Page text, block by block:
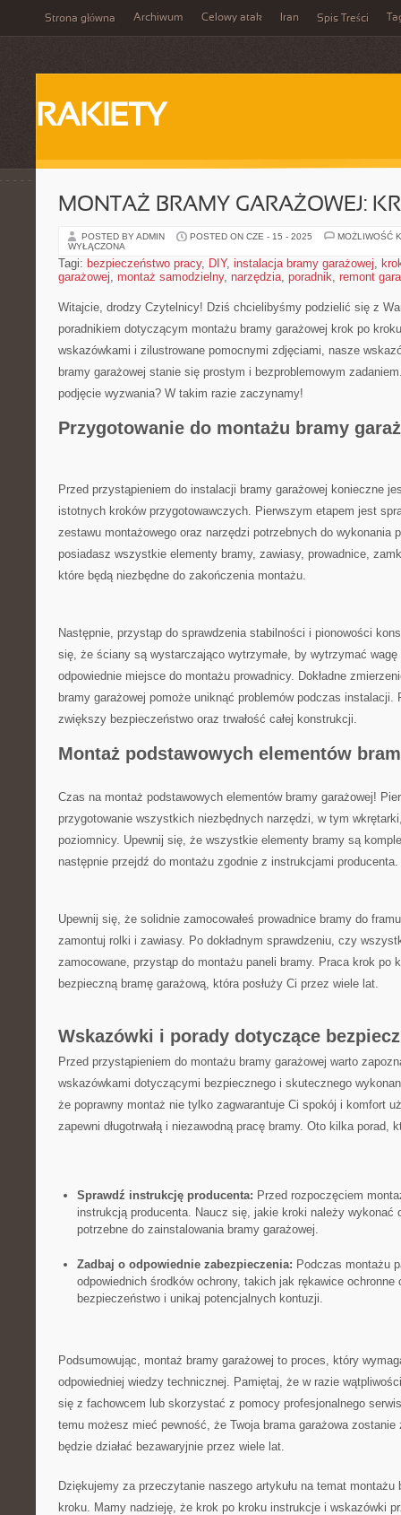
Strona główna Archiwum Celowy atak Iran Spis Treści
RAKIETY
MONTAŻ BRAMY GARAŻOWEJ:
POSTED BY ADMIN POSTED ON CZE - 15 - 2025
MOŻLIWOŚĆ
WYŁĄCZONA
Tagi: bezpieczeństwo pracy, DIY, instalacja bramy garażowej,
garażowej, montaż samodzielny, narzędzia, poradnik, remont
Witajcie, drodzy Czytelnicy! Dziś chcielibyśmy ⁤podzielić ⁣się z
poradnikiem dotyczącym montażu‍ bramy garażowej krok po
wskazówkami⁤ i zilustrowane​ pomocnymi ⁣zdjęciami, nasze
bramy garażowej ​stanie⁣ się prostym i bezproblemowym
podjęcie wyzwania? W takim razie zaczynamy!
Przygotowanie do⁣ montażu bramy
Przed przystąpieniem do instalacji bramy garażowej konieczne
istotnych kroków przygotowawczych. Pierwszym etapem jest
zestawu montażowego oraz narzędzi ⁣potrzebnych do wykonania
posiadasz wszystkie elementy ‍bramy, zawiasy, prowadnice,
które będą niezbędne do⁢ zakończenia montażu.
Następnie, ⁤przystąp do sprawdzenia stabilności i pionowości
się, że ściany są ⁢wystarczająco⁤ wytrzymałe, by wytrzymać
odpowiednie miejsce​ do montażu prowadnicy. ‌Dokładne
bramy garażowej pomoże ‌uniknąć problemów podczas ‌instalacji.
zwiększy bezpieczeństwo oraz trwałość całej konstrukcji.
Montaż podstawowych elementów
Czas na montaż podstawowych elementów bramy garażowej!
przygotowanie wszystkich niezbędnych narzędzi,⁤ w tym
poziomnicy. Upewnij się, że‌ wszystkie elementy bramy są
następnie przejdź do montażu zgodnie z instrukcjami producenta.
Upewnij‌ się, że solidnie zamocowałeś ‍prowadnice bramy do
zamontuj rolki i ‍zawiasy. ​Po dokładnym ‍sprawdzeniu, czy
zamocowane, przystąp do ⁤montażu paneli bramy. Praca krok po​
bezpieczną bramę garażową, która posłuży Ci przez wiele lat.
Wskazówki ‌i porady dotyczące​
Przed⁢ przystąpieniem do montażu bramy ‍garażowej warto
wskazówkami dotyczącymi bezpiecznego i skutecznego
że poprawny montaż nie tylko zagwarantuje Ci spokój ⁢i ⁢komfort
zapewni długotrwałą i⁢ niezawodną pracę bramy. Oto kilka porad,
Sprawdź instrukcję producenta: Przed rozpoczęciem
instrukcją producenta. Naucz się, jakie kroki należy wykonać
potrzebne do ‍zainstalowania bramy garażowej.
Zadbaj ⁣o odpowiednie zabezpieczenia: Podczas montażu
odpowiednich środków ochrony, takich jak rękawice ochronne
bezpieczeństwo i unikaj potencjalnych kontuzji.
Podsumowując, montaż bramy garażowej​ to proces, ​który⁤
⁣odpowiedniej wiedzy technicznej.⁢ Pamiętaj,⁤ że w razie
się‌ z fachowcem⁤ lub skorzystać z ⁣pomocy profesjonalnego
temu ⁣możesz mieć pewność, że Twoja brama ⁤garażowa zostanie
będzie działać bezawaryjnie przez wiele‌ lat.
Dziękujemy⁤ za przeczytanie naszego artykułu na temat montażu
kroku. Mamy⁢ nadzieję, że krok⁤ po kroku instrukcje i wskazówki